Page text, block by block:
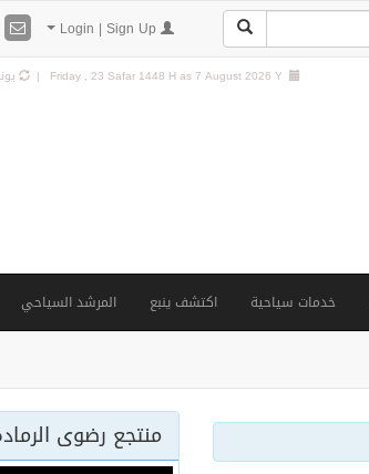
Friday , 23 Safar 1448 H as7 August 2026 Y | يونيو 5,
خدمات سياحية اكتشف ينبع المرشد السياحي
منتجع رضوى